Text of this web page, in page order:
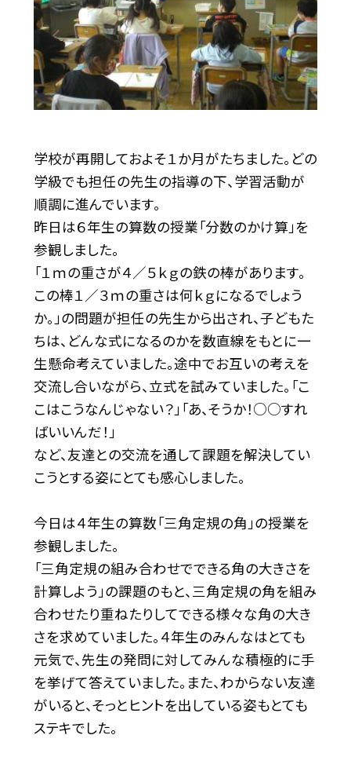
学校が再開しておよそ１か月がたちました。どの
学級でも担任の先生の指導の下、学習活動が
順調に進んでいます。
昨日は６年生の算数の授業「分数のかけ算」を
参観しました。
「１ｍの重さが４／５ｋｇの鉄の棒があります。
この棒１／３ｍの重さは何ｋｇになるでしょう
か。」の問題が担任の先生から出され、子どもた
ちは、どんな式になるのかを数直線をもとに一
生懸命考えていました。途中でお互いの考えを
交流し合いながら、立式を試みていました。「こ
こはこうなんじゃない？」「あ、そうか！○○すれ
ばいいんだ！」
など、友達との交流を通して課題を解決してい
こうとする姿にとても感心しました。
今日は４年生の算数「三角定規の角」の授業を
参観しました。
「三角定規の組み合わせでできる角の大きさを
計算しよう」の課題のもと、三角定規の角を組み
合わせたり重ねたりしてできる様々な角の大き
さを求めていました。４年生のみんなはとても
元気で、先生の発問に対してみんな積極的に手
を挙げて答えていました。また、わからない友達
がいると、そっとヒントを出している姿もとても
ステキでした。